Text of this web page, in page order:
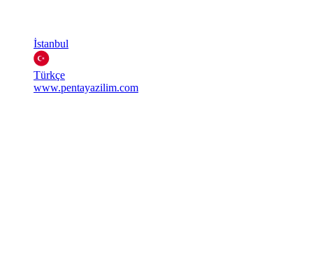
İstanbul
Türkçe
www.pentayazilim.com